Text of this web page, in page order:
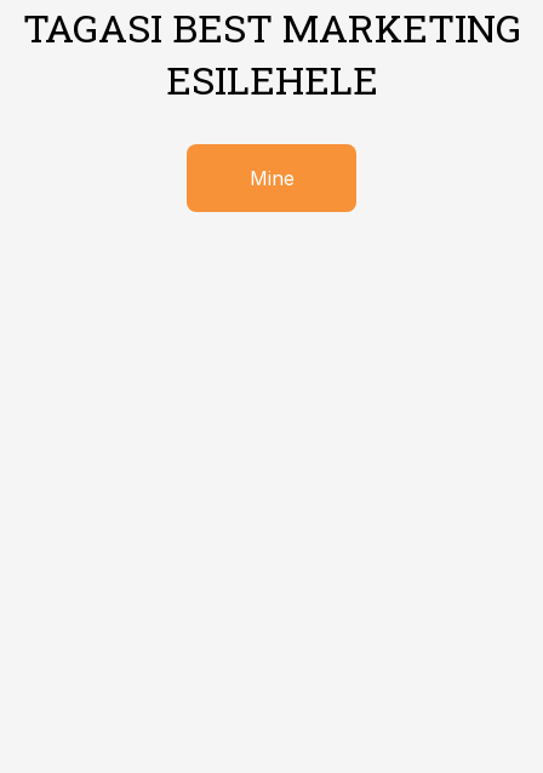
TAGASI BEST MARKETING
ESILEHELE
Mine